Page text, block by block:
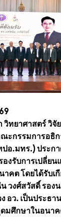
วิทยาศาสตร์ วิจั
ะกรรมการอธิ
ปอ.มทร.) ประก
งรับการเปลี่ยน
คต โดยได้รับเ
วงศ์สวัสดิ์ รอง
อว. เป็นประธ
มศึกษาในอนา